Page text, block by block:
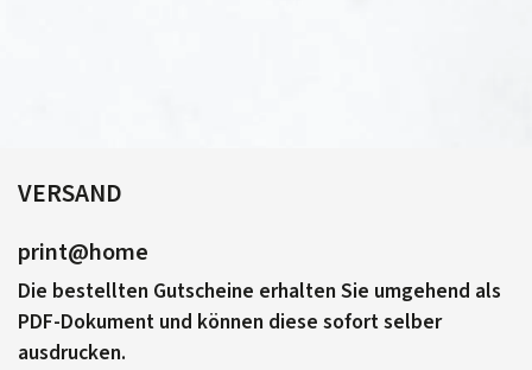
VERSAND
print@home
Die bestellten Gutscheine erhalten Sie umgehend als
PDF-Dokument und können diese sofort selber
ausdrucken.